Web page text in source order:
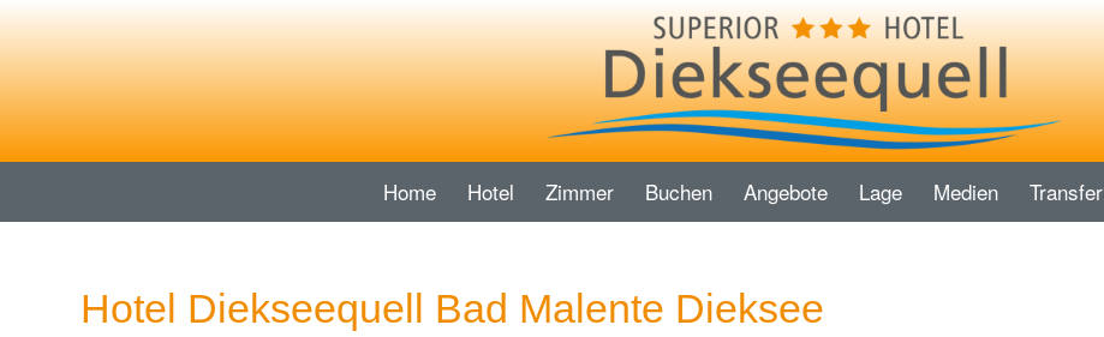
Home Hotel Zimmer Buchen Angebote Lage Medien Transfer
Hotel Diekseequell Bad Malente Dieksee